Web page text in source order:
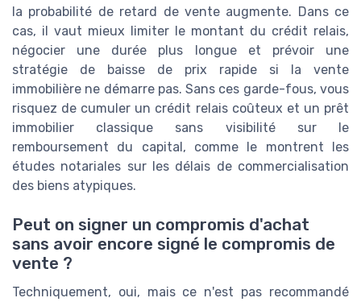
la probabilité de retard de vente augmente. Dans ce
cas, il vaut mieux limiter le montant du crédit relais,
négocier une durée plus longue et prévoir une
stratégie de baisse de prix rapide si la vente
immobilière ne démarre pas. Sans ces garde-fous, vous
risquez de cumuler un crédit relais coûteux et un prêt
immobilier classique sans visibilité sur le
remboursement du capital, comme le montrent les
études notariales sur les délais de commercialisation
des biens atypiques.
Peut on signer un compromis d'achat
sans avoir encore signé le compromis de
vente ?
Techniquement, oui, mais ce n'est pas recommandé